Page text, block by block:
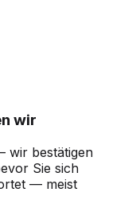
wir
wir bestätigen
Sie sich
— meist